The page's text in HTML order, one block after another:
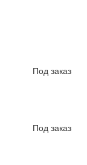
Под заказ
Под заказ